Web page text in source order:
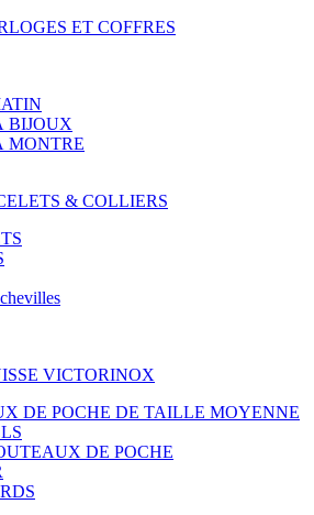
ET COFFRES
BIJOUX
MONTRE
& COLLIERS
VICTORINOX
DE POCHE DE TAILLE MOYENNE
DE POCHE